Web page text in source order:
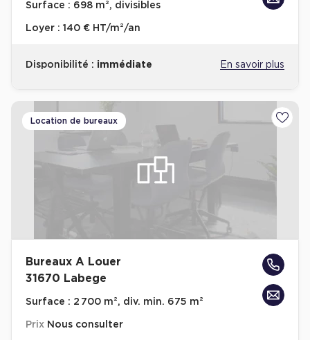
Surface : 698 m², divisibles
Loyer : 140 € HT/m²/an
Disponibilité : immédiate En savoir plus
Location de bureaux
Bureaux A Louer
31670 Labege
Surface : 2 700 m², div. min. 675 m²
Prix Nous consulter